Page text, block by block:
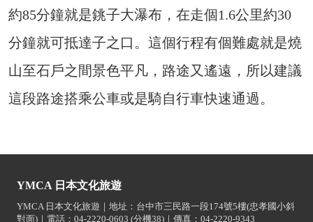
約85分鐘就是銚子大瀑布，在走個1.6公里約30
分鐘就可抵達子之口。這個行程有個難處就是燒
山至石戶之間景色平凡，路途又遙遠，所以建議
這段路途搭乘公車或是騎自行車快速通過。
YMCA 日本文化旅遊
YMCA 日本文化旅遊｜地址：台中市三民路一段174號5樓(忠孝國小斜
對面)｜電話：04-2220-0603 (分機38)｜傳真：04-2220-9343